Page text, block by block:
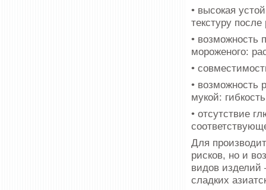
• высокая
текстуру
• возможность
мороженого:
•
• возможность
мукой:
• отсутствие
Для
рисков, но и
видов
сладких